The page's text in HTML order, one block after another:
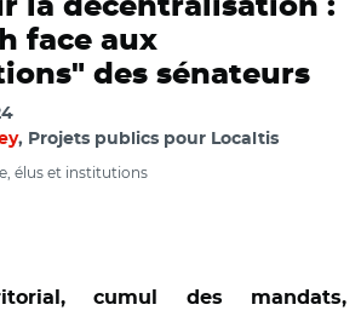
la décentralisation :
face aux
des sénateurs
, Projets publics pour Localtis
élus et institutions
cumul des mandats,